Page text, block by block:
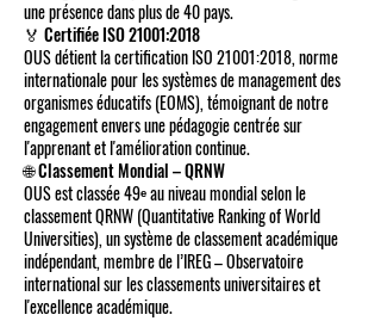
une présence dans plus de 40 pays.
🏅 Certifiée ISO 21001:2018
OUS détient la certification ISO 21001:2018, norme
internationale pour les systèmes de management des
organismes éducatifs (EOMS), témoignant de notre
engagement envers une pédagogie centrée sur
l'apprenant et l'amélioration continue.
🌐 Classement Mondial – QRNW
OUS est classée 49ᵉ au niveau mondial selon le
classement QRNW (Quantitative Ranking of World
Universities), un système de classement académique
indépendant, membre de l’IREG – Observatoire
international sur les classements universitaires et
l'excellence académique.